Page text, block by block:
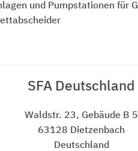
und Pumpstationen für
SFA Deutschland
Waldstr. 23, Gebäude B 5
63128 Dietzenbach
Deutschland